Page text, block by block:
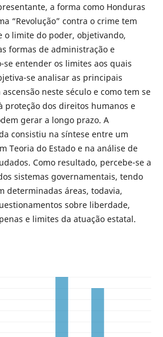
a forma como Honduras
“Revolução” contra o crime tem
o limite do poder, objetivando,
formas de administração e
se entender os limites aos quais
se analisar as principais
neste século e como tem se
proteção dos direitos humanos e
gerar a longo prazo. A
consistiu na síntese entre um
Teoria do Estado e na análise de
Como resultado, percebe-se a
sistemas governamentais, tendo
determinadas áreas, todavia,
sobre liberdade,
e limites da atuação estatal.